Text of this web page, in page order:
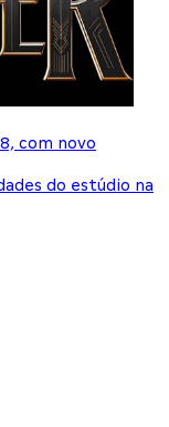
com novo
do estúdio na